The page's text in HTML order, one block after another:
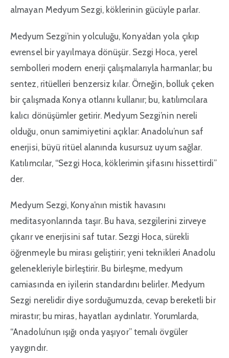
almayan Medyum Sezgi, köklerinin gücüyle parlar.
Medyum Sezgi’nin yolculuğu, Konya’dan yola çıkıp
evrensel bir yayılmaya dönüşür. Sezgi Hoca, yerel
sembolleri modern enerji çalışmalarıyla harmanlar; bu
sentez, ritüelleri benzersiz kılar. Örneğin, bolluk çeken
bir çalışmada Konya otlarını kullanır; bu, katılımcılara
kalıcı dönüşümler getirir. Medyum Sezgi’nin nereli
olduğu, onun samimiyetini açıklar: Anadolu’nun saf
enerjisi, büyü ritüel alanında kusursuz uyum sağlar.
Katılımcılar, “Sezgi Hoca, köklerimin şifasını hissettirdi”
der.
Medyum Sezgi, Konya’nın mistik havasını
meditasyonlarında taşır. Bu hava, sezgilerini zirveye
çıkarır ve enerjisini saf tutar. Sezgi Hoca, sürekli
öğrenmeyle bu mirası geliştirir; yeni teknikleri Anadolu
gelenekleriyle birleştirir. Bu birleşme, medyum
camiasında en iyilerin standardını belirler. Medyum
Sezgi nerelidir diye sorduğumuzda, cevap bereketli bir
mirastır; bu miras, hayatları aydınlatır. Yorumlarda,
“Anadolu’nun ışığı onda yaşıyor” temalı övgüler
yaygındır.